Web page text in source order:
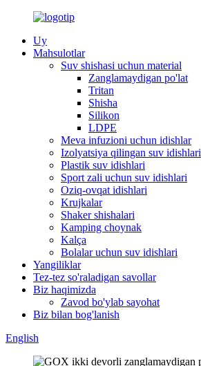
Uy
Mahsulotlar
Suv shishasi uchun material
Zanglamaydigan po'lat
Tritan
Shisha
Silikon
LDPE
Meva infuzioni uchun idishlar
Izolyatsiya qilingan suv idishlari
Plastik suv idishlari
Sport zali uchun suv idishlari
Oziq-ovqat idishlari
Krujkalar
Shaker shishalari
Kamping choynak
Kalça
Bolalar uchun suv idishlari
Yangiliklar
Tez-tez so'raladigan savollar
Biz haqimizda
Zavod bo'ylab sayohat
Biz bilan bog'lanish
English